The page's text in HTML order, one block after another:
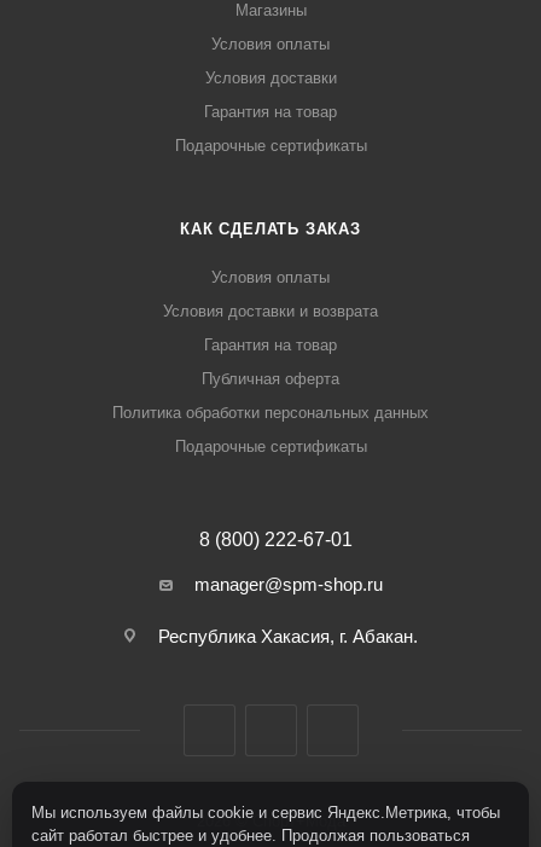
Магазины
Условия оплаты
Условия доставки
Гарантия на товар
Подарочные сертификаты
КАК СДЕЛАТЬ ЗАКАЗ
Условия оплаты
Условия доставки и возврата
Гарантия на товар
Публичная оферта
Политика обработки персональных данных
Подарочные сертификаты
8 (800) 222-67-01
manager@spm-shop.ru
Республика Хакасия, г. Абакан.
2026 © Спорт+Мода
Мы используем файлы cookie и сервис Яндекс.Метрика, чтобы
сайт работал быстрее и удобнее. Продолжая пользоваться